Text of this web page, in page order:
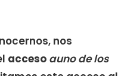
nos
acceso auno de los